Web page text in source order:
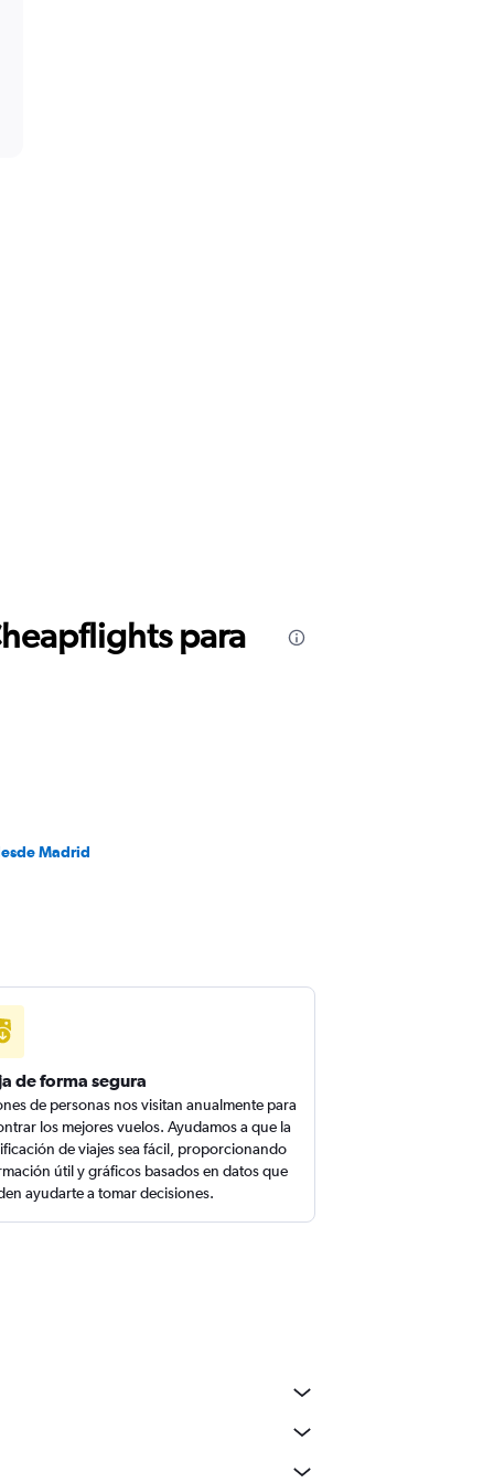
para
Madrid
de forma segura
de personas nos visitan anualmente para
los mejores vuelos. Ayudamos a que la
de viajes sea fácil, proporcionando
útil y gráficos basados en datos que
ayudarte a tomar decisiones.